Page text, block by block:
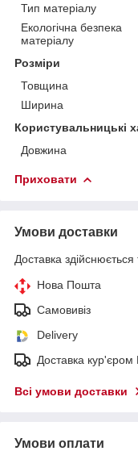
Тип матеріалу
Екологічна безпека
матеріалу
Розміри
Товщина
Ширина
Користувальницькі
Довжина
Приховати
Умови доставки
Доставка здійснюється
Нова Пошта
Самовивіз
Delivery
Доставка
Всі умови доставки
Умови оплати